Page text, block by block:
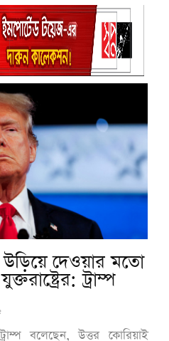
দেওয়ার মতো
ট্রাম্প
বলেছেন, উত্তর কোরিয়াই